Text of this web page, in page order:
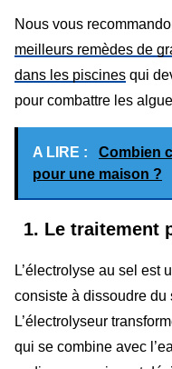
Nous vous
meilleurs remèdes de
dans les piscines qui
pour combattre les
A LIRE :
Combien
pour une maison ?
1. Le traitement
L’électrolyse au sel est
consiste à dissoudre du
L’électrolyseur
qui se combine avec